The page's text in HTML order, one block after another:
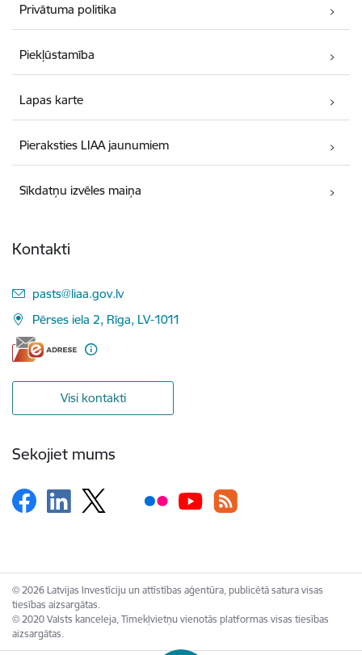
Privātuma politika
Piekļūstamība
Lapas karte
Pieraksties LIAA jaunumiem
Sīkdatņu izvēles maiņa
Kontakti
E-pasts:
pasts@liaa.gov.lv
Pērses iela 2, Rīga, LV-1011
Visi kontakti
Sekojiet mums
© 2026 Latvijas Investīciju un attīstības aģentūra, publicētā satura visas
tiesības aizsargātas.
© 2020 Valsts kanceleja, Tīmekļvietņu vienotās platformas visas tiesības
aizsargātas.